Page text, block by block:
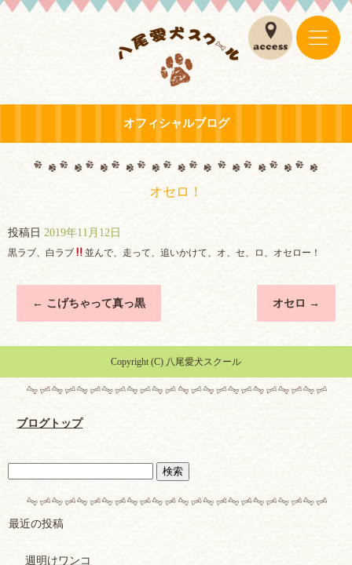
オフィシャルブログ
オセロ！
投稿日 2019年11月12日
黒ラブ、白ラブ 並んで、走って、追いかけて、オ、セ、ロ、オセロー！
← こげちゃって真っ黒 オセロ →
Copyright (C) 八尾愛犬スクール
ブログトップ
最近の投稿
週明けワンコ